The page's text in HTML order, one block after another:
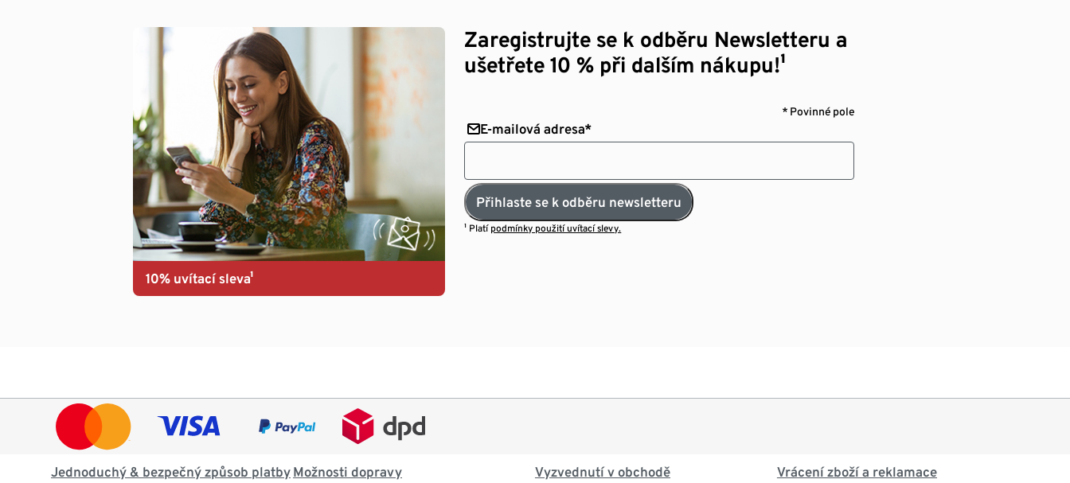
10% uvítací sleva¹
Zaregistrujte se k odběru Newsletteru a
ušetřete 10 % při dalším nákupu!¹
* Povinné pole
E-mailová adresa*
Přihlaste se k odběru newsletteru
¹ Platí podmínky použití uvítací slevy.
Jednoduchý & bezpečný způsob platby Možnosti dopravy Vyzvednutí v obchodě Vrácení zboží a reklamace